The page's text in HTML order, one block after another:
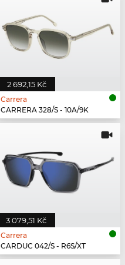
2 692,15 Kč
Carrera
CARRERA 328/S - 10A/9K
3 079,51 Kč
Carrera
CARDUC 042/S - R6S/XT